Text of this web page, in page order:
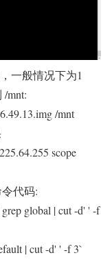
一般情况下为1
mnt:
/mnt
scope
代码:
global | cut -d' ' -f
| cut -d' ' -f 3`